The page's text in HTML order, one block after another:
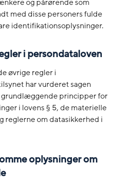
og pårørende som
med disse personers fulde
identifikationsoplysninger.
i persondataloven
øvrige regler i
har vurderet sagen
principper for
i lovens § 5, de materielle
reglerne om datasikkerhed i
oplysninger om